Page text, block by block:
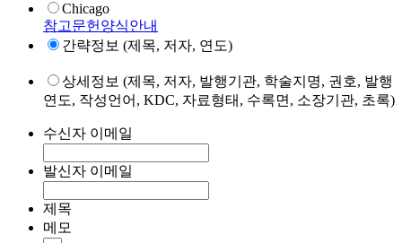
Chicago
참고문헌양식안내
간략정보 (제목, 저자, 연도)
상세정보 (제목, 저자, 발행기관, 학술지명, 권호, 발행
연도, 작성언어, KDC, 자료형태, 수록면, 소장기관, 초록)
수신자 이메일
발신자 이메일
제목
메모